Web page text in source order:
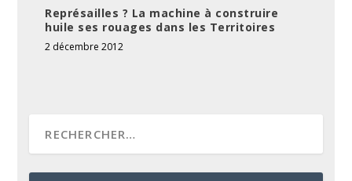
Représailles ? La machine à construire
huile ses rouages dans les Territoires
2 décembre 2012